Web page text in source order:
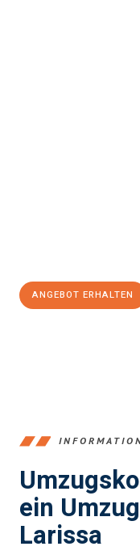
ANGEBOT ERHALTEN
ein
Larissa